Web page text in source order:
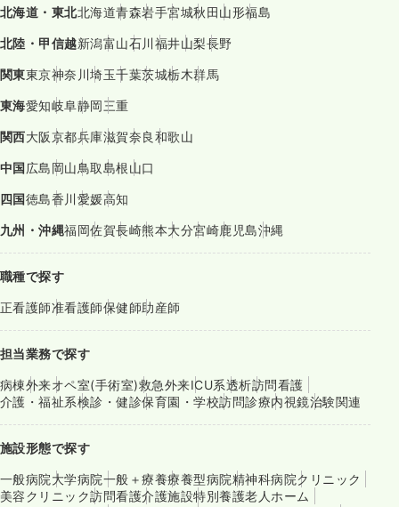
北海道・東北北海道青森岩手宮城秋田山形福島
北陸・甲信越新潟富山石川福井山梨長野
関東東京神奈川埼玉千葉茨城栃木群馬
東海愛知岐阜静岡三重
関西大阪京都兵庫滋賀奈良和歌山
中国広島岡山鳥取島根山口
四国徳島香川愛媛高知
九州・沖縄福岡佐賀長崎熊本大分宮崎鹿児島沖縄
職種で探す
正看護師准看護師保健師助産師
担当業務で探す
病棟外来オペ室(手術室)救急外来ICU系透析訪問看護
介護・福祉系検診・健診保育園・学校訪問診療内視鏡治験関連
施設形態で探す
一般病院大学病院一般＋療養療養型病院精神科病院クリニック
美容クリニック訪問看護介護施設特別養護老人ホーム